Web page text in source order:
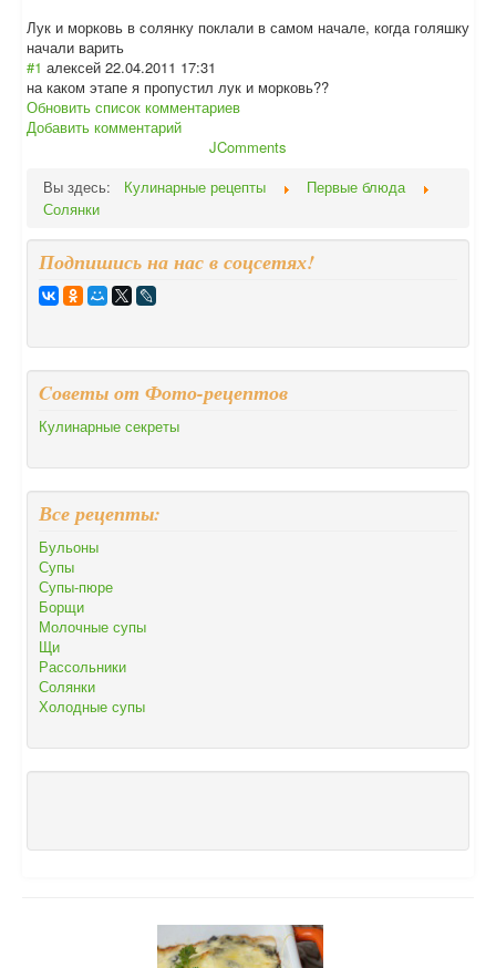
Лук и морковь в солянку поклали в самом начале, когда голяшку
начали варить
#1 алексей 22.04.2011 17:31
на каком этапе я пропустил лук и морковь??
Обновить список комментариев
Добавить комментарий
JComments
Вы здесь:
Кулинарные рецепты
Первые блюда
Солянки
Подпишись на нас в соцсетях!
Cоветы от Фото-рецептов
Кулинарные секреты
Все рецепты:
Бульоны
Супы
Супы-пюре
Борщи
Молочные супы
Щи
Рассольники
Солянки
Холодные супы